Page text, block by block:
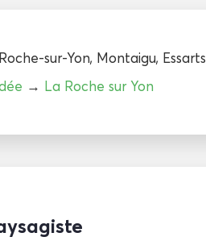
sur-Yon, Montaigu,
→ La Roche sur Yon